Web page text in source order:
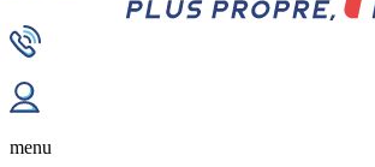
menu